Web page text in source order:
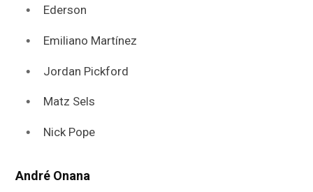
Ederson
Emiliano Martínez
Jordan Pickford
Matz Sels
Nick Pope
André Onana